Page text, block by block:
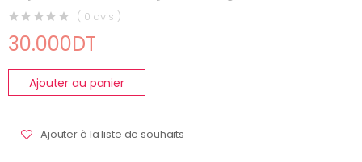
( 0 avis )
30.000DT
Ajouter au panier
Ajouter à la liste de souhaits